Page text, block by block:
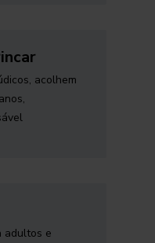
acolhem
adultos e